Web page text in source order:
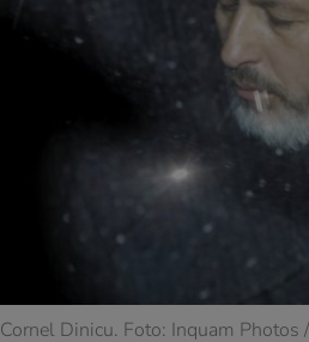
Cornel Dinicu. Foto: Inquam Photos